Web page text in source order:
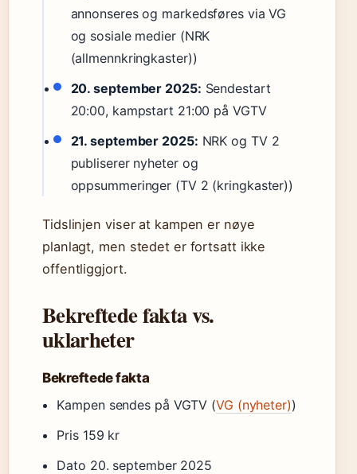
annonseres og markedsføres via VG
og sosiale medier (NRK
(allmennkringkaster))
20. september 2025: Sendestart
20:00, kampstart 21:00 på VGTV
21. september 2025: NRK og TV 2
publiserer nyheter og
oppsummeringer (TV 2 (kringkaster))
Tidslinjen viser at kampen er nøye
planlagt, men stedet er fortsatt ikke
offentliggjort.
Bekreftede fakta vs.
uklarheter
Bekreftede fakta
Kampen sendes på VGTV (VG (nyheter))
Pris 159 kr
Dato 20. september 2025